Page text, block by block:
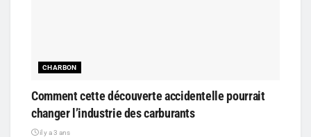
CHARBON
Comment cette découverte accidentelle pourrait
changer l’industrie des carburants
il y a 3 ans